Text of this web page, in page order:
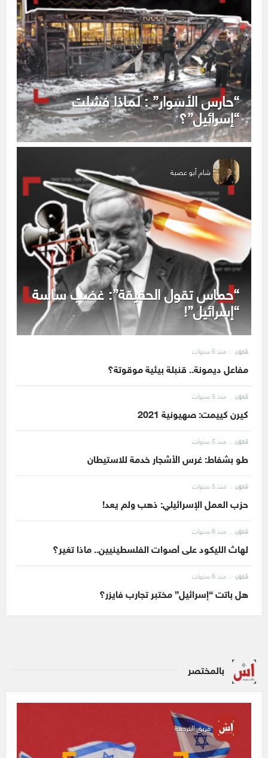
“حارس الأسوار” : لماذا فشلت
“إسرائيل”؟
شام أبو عصبة
“حماس تقول الحقيقة”: غضب ساسة
“إسرائيل”!
مُكوّن منذ 5 سنوات
مفاعل ديمونة.. قنبلة بيئية موقوتة؟
مُكوّن منذ 5 سنوات
كيرن كييمت: صهيونية 2021
مُكوّن منذ 5 سنوات
طو بشفاط: غرس الأشجار خدمة للاستيطان
مُكوّن منذ 5 سنوات
حزب العمل الإسرائيلي: ذهب ولم يعد!
مُكوّن منذ 6 سنوات
لهاث الليكود على أصوات الفلسطينيين.. ماذا تغير؟
مُكوّن منذ 6 سنوات
هل باتت “إسرائيل” مختبر تجارب فايزر؟
بالمختصر
فريق الترجمة